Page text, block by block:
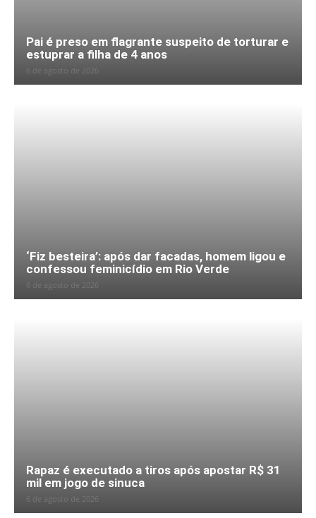
Pai é preso em flagrante suspeito de torturar e
estuprar a filha de 4 anos
6 de agosto de 2026
‘Fiz besteira’: após dar facadas, homem ligou e
confessou feminicídio em Rio Verde
6 de agosto de 2026
Rapaz é executado a tiros após apostar R$ 31
mil em jogo de sinuca
6 de agosto de 2026